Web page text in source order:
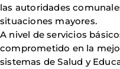
las autoridades
situaciones mayores.
A nivel de servicios
comprometido en la
sistemas de Salud y